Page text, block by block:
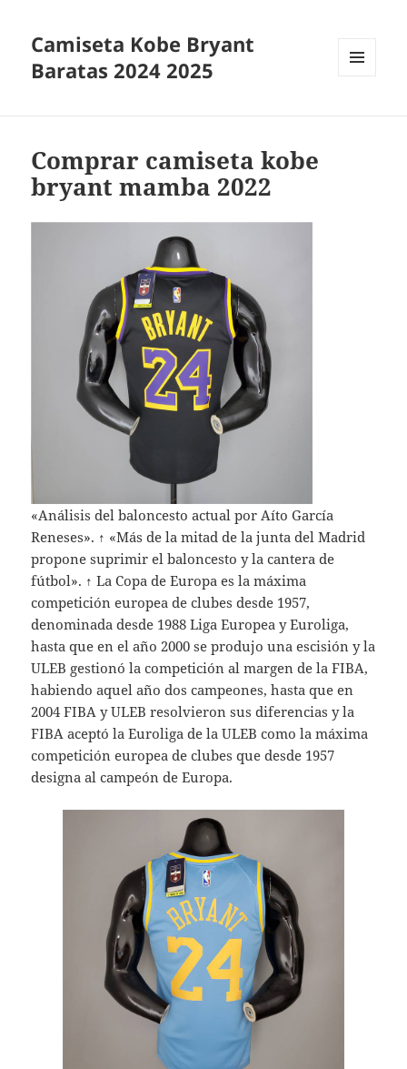
Camiseta Kobe Bryant
Baratas 2024 2025
Comprar camiseta kobe
bryant mamba 2022
«Análisis del baloncesto actual por Aíto García
Reneses». ↑ «Más de la mitad de la junta del Madrid
propone suprimir el baloncesto y la cantera de
fútbol». ↑ La Copa de Europa es la máxima
competición europea de clubes desde 1957,
denominada desde 1988 Liga Europea y Euroliga,
hasta que en el año 2000 se produjo una escisión y la
ULEB gestionó la competición al margen de la FIBA,
habiendo aquel año dos campeones, hasta que en
2004 FIBA y ULEB resolvieron sus diferencias y la
FIBA aceptó la Euroliga de la ULEB como la máxima
competición europea de clubes que desde 1957
designa al campeón de Europa.